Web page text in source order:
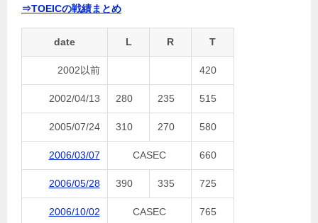
⇒TOEICの戦績まとめ
date L R T
2002以前 420
2002/04/13 280 235 515
2005/07/24 310 270 580
2006/03/07 CASEC 660
2006/05/28 390 335 725
2006/10/02 CASEC 765